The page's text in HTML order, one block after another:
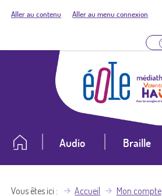
Aller au contenu Aller au menu connexion
Audio Braille
Vous êtes ici Accueil Mon compte